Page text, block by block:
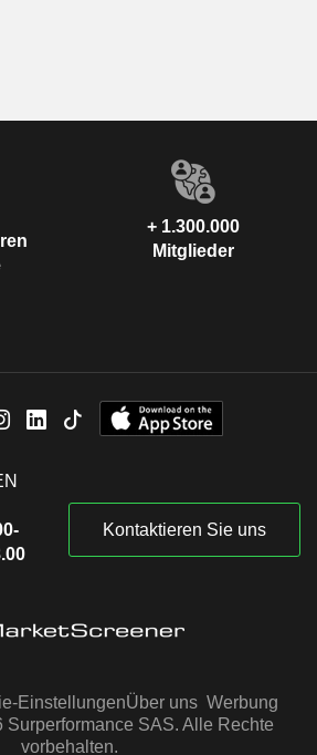
+ 1.300.000
Mitglieder
Kontaktieren Sie uns
EinstellungenÜber uns Werbung
SAS. Alle Rechte
vorbehalten.